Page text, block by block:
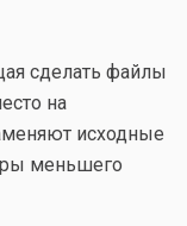
сделать файлы
на
исходные
меньшего